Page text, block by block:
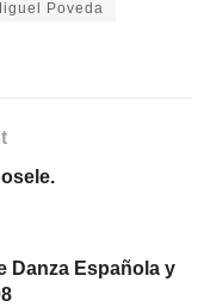
Poveda
Danza Española y